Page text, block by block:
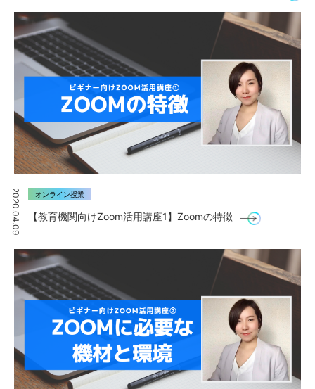
2020.04.09 オンライン授業
【教育機関向けZoom活用講座1】Zoomの特徴